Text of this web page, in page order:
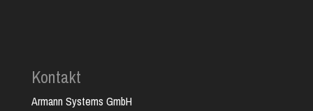
dadurch sparen Sie zusätzlichjede Menge Zeit.
Kontakt
Armann Systems GmbH